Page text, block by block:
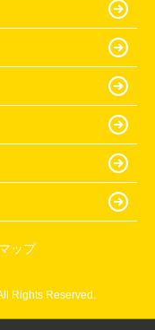
ップ
Rights Reserved.